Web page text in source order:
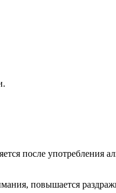
после употребления
повышается